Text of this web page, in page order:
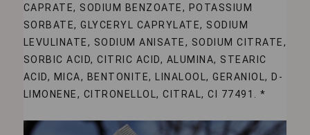
CAPRATE, SODIUM BENZOATE, POTASSIUM
SORBATE, GLYCERYL CAPRYLATE, SODIUM
LEVULINATE, SODIUM ANISATE, SODIUM CITRATE,
SORBIC ACID, CITRIC ACID, ALUMINA, STEARIC
ACID, MICA, BENTONITE, LINALOOL, GERANIOL, D-
LIMONENE, CITRONELLOL, CITRAL, CI 77491. *